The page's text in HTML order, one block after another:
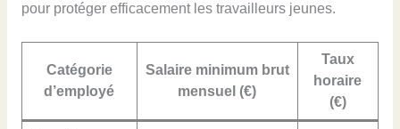
pour protéger efficacement les travailleurs jeunes.
Catégorie
d’employé
Salaire minimum brut
mensuel (€)
Taux
horaire
(€)